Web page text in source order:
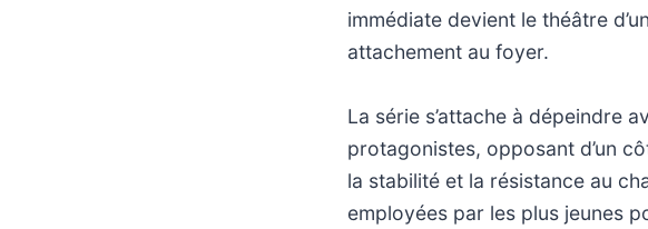
immédiate devient le théâtre
attachement au foyer.
La série s’attache à dépeindre
protagonistes, opposant d’un
la stabilité et la résistance au
employées par les plus jeunes